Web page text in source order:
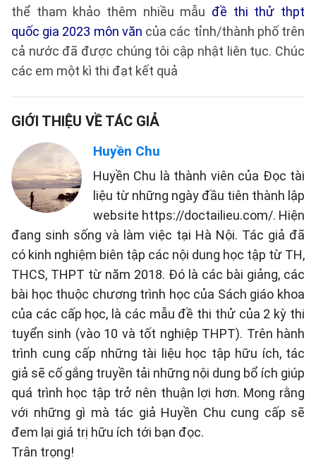
thể tham khảo thêm nhiều mẫu đề thi thử thpt
quốc gia 2023 môn văn của các tỉnh/thành phố trên
cả nước đã được chúng tôi cập nhật liên tục. Chúc
các em một kì thi đạt kết quả
GIỚI THIỆU VỀ TÁC GIẢ
Huyền Chu
Huyền Chu là thành viên của Đọc tài
liệu từ những ngày đầu tiên thành lập
website https://doctailieu.com/. Hiện
đang sinh sống và làm việc tại Hà Nội. Tác giả đã
có kinh nghiệm biên tập các nội dung học tập từ TH,
THCS, THPT từ năm 2018. Đó là các bài giảng, các
bài học thuộc chương trình học của Sách giáo khoa
của các cấp học, là các mẫu đề thi thử của 2 kỳ thi
tuyển sinh (vào 10 và tốt nghiệp THPT). Trên hành
trình cung cấp những tài liệu học tập hữu ích, tác
giả sẽ cố gắng truyền tải những nội dung bổ ích giúp
quá trình học tập trở nên thuận lợi hơn. Mong rằng
với những gì mà tác giả Huyền Chu cung cấp sẽ
đem lại giá trị hữu ích tới bạn đọc.
Trân trọng!